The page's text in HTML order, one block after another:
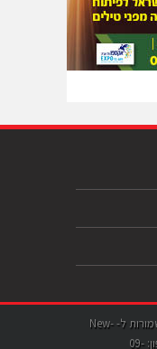
New-Tech Magazine | כל הזכויות שמורות ל- New-
Tech Magazines Group Ltd. | טלפון: 09-